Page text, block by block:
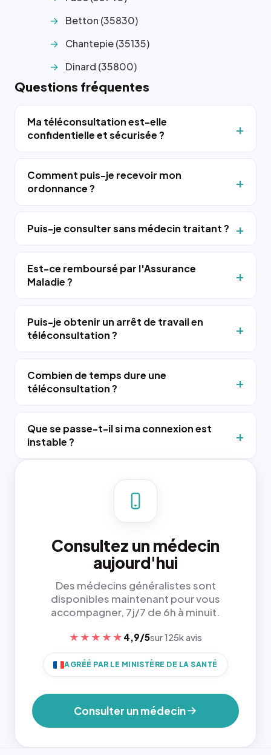
Betton (35830)
Chantepie (35135)
Dinard (35800)
Questions fréquentes
Ma téléconsultation est-elle
confidentielle et sécurisée ?
Comment puis-je recevoir mon
ordonnance ?
Puis-je consulter sans médecin traitant ?
Est-ce remboursé par l'Assurance
Maladie ?
Puis-je obtenir un arrêt de travail en
téléconsultation ?
Combien de temps dure une
téléconsultation ?
Que se passe-t-il si ma connexion est
instable ?
Consultez un médecin
aujourd'hui
Des médecins généralistes sont
disponibles maintenant pour vous
accompagner, 7j/7 de 6h à minuit.
★★★★★ 4,9/5sur 125k avis
AGRÉÉ PAR LE MINISTÈRE DE LA SANTÉ
Consulter un médecin